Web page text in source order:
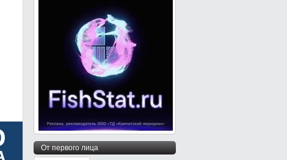
От первого лица